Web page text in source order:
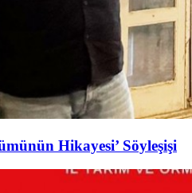
Hikayesi’ Söyleşişi